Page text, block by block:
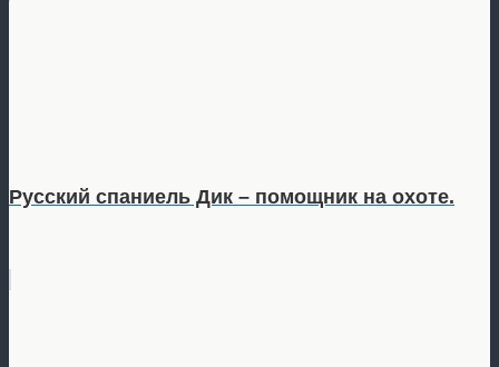
Русский спаниель Дик – помощник на охоте.